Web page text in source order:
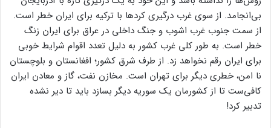
بی‌انجامد. از سوی غرب درگیری کردها با ترکیه برای ایران خطر است.
از سمت جنوب غرب اشوب و جنگ داخلی در عراق برای ایران زنگ
خطر است. به طور کلی غرب کشور به دلیل تعدد اقوام شرایط خوبی
برای ایران رقم نخواهد زد. از طرف شرق کشور؛ افغانستان و بلوچستان
نا امن، خطری دیگر برای تهران است. مخازن نفت، گاز و معادن ایران
کافی‌ست تا از کشورمان یک سوریه دیگر بسازد باید تا دیر نشده
تدبیر کرد!